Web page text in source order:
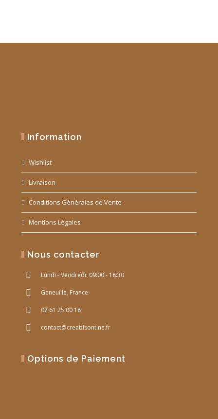
Information
Wishlist
Livraison
Conditions Générales de Vente
Mentions Légales
Nous contacter
Lundi - Vendredi: 09:00 - 18:30
Geneuille, France
07 61 25 00 18
contact@creabisontine.fr
Options de Paiement